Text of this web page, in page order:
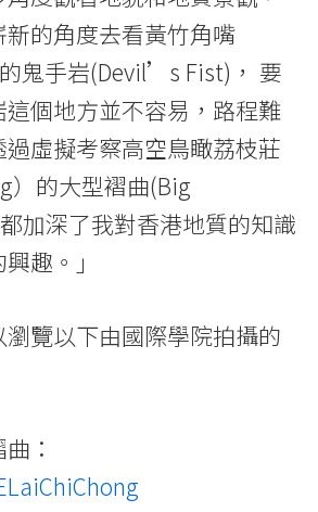
的角度去看黃竹角嘴
的鬼手岩(Devil’s Fist)， 要
個地方並不容易，路程難
虛擬考察高空鳥瞰荔枝莊
）的大型褶曲(Big
加深了我對香港地質的知識
趣。」
覽以下由國際學院拍攝的
：